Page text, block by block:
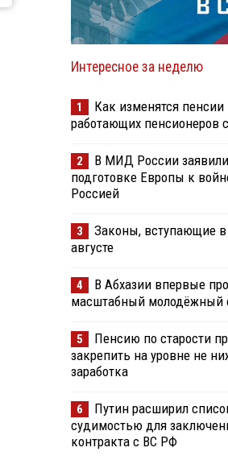
Интересное за неделю
1
Как изменятся пенсии
работающих пенсионеров
2
В МИД России
подготовке Европы к
Россией
3
Законы, вступающие в
августе
4
В Абхазии впервые
масштабный молодёжный
5
Пенсию по старости
закрепить на уровне не
заработка
6
Путин расширил
судимостью для
контракта с ВС РФ